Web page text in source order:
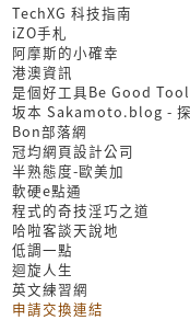
TechXG 科技指南
iZO手札
阿摩斯的小確幸
港澳資訊
是個好工具Be Good Tool
坂本 Sakamoto.blog -
Bon部落網
冠均網頁設計公司
半熟態度-歐美加
軟硬e點通
程式的奇技淫巧之道
哈啦客談天說地
低調一點
迴旋人生
英文練習網
申請交換連結